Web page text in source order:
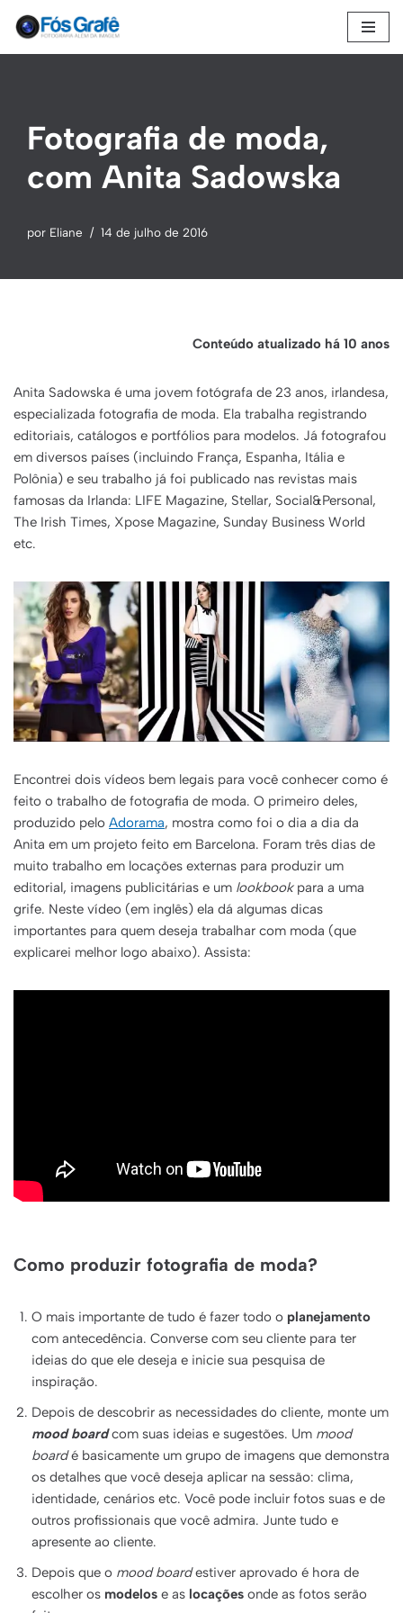
Fotografia de moda,
com Anita Sadowska
por Eliane 14 de julho de 2016
Conteúdo atualizado há 10 anos
Anita Sadowska é uma jovem fotógrafa de 23 anos, irlandesa,
especializada fotografia de moda. Ela trabalha registrando
editoriais, catálogos e portfólios para modelos. Já fotografou
em diversos países (incluindo França, Espanha, Itália e
Polônia) e seu trabalho já foi publicado nas revistas mais
famosas da Irlanda: LIFE Magazine, Stellar, Social&Personal,
The Irish Times, Xpose Magazine, Sunday Business World
etc.
Encontrei dois vídeos bem legais para você conhecer como é
feito o trabalho de fotografia de moda. O primeiro deles,
produzido pelo Adorama, mostra como foi o dia a dia da
Anita em um projeto feito em Barcelona. Foram três dias de
muito trabalho em locações externas para produzir um
editorial, imagens publicitárias e um lookbookpara a uma
grife. Neste vídeo (em inglês) ela dá algumas dicas
importantes para quem deseja trabalhar com moda (que
explicarei melhor logo abaixo). Assista:
Como produzir fotografia de moda?
O mais importante de tudo é fazer todo o planejamento
com antecedência. Converse com seu cliente para ter
ideias do que ele deseja e inicie sua pesquisa de
inspiração.
Depois de descobrir as necessidades do cliente, monte um
mood boardcom suas ideias e sugestões. Um mood
boardé basicamente um grupo de imagens que demonstra
os detalhes que você deseja aplicar na sessão: clima,
identidade, cenários etc. Você pode incluir fotos suas e de
outros profissionais que você admira. Junte tudo e
apresente ao cliente.
Depois que o mood boardestiver aprovado é hora de
escolher os modelos e as locações onde as fotos serão